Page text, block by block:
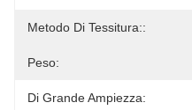
Metodo Di Tessitura::
Peso:
Di Grande Ampiezza: